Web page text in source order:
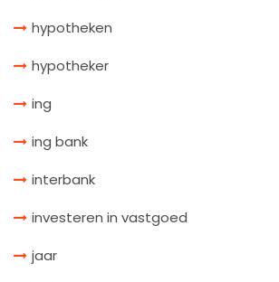
hypotheken
hypotheker
ing
ing bank
interbank
investeren in vastgoed
jaar